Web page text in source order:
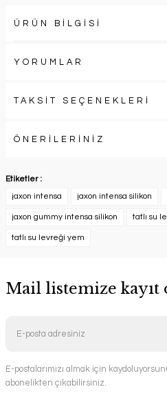
ÜRÜN BİLGİSİ
YORUMLAR
TAKSİT SEÇENEKLERİ
ÖNERİLERİNİZ
Etiketler :
jaxon intensa
jaxon intensa silikon
jaxon gummy intensa silikon tatlı su
tatlı su levreği yem
Mail listemize kayıt
E-postalarımızı almak için
abonelikten çıkabilirsiniz.